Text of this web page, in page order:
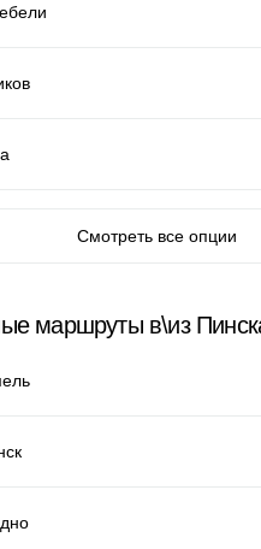
Смотреть все опции
маршруты в\из